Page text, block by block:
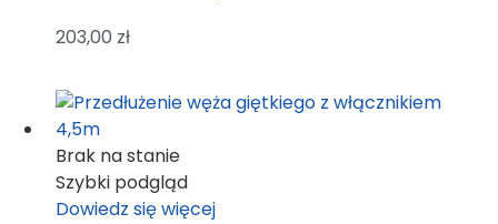
203,00 zł
Brak na stanie
Szybki podgląd
Dowiedz się więcej